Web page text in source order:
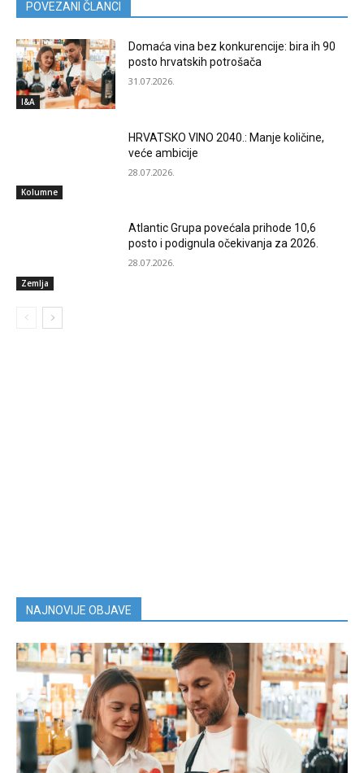
POVEZANI ČLANCI
I&A
Domaća vina bez konkurencije: bira ih 90
posto hrvatskih potrošača
31.07.2026.
Kolumne
HRVATSKO VINO 2040.: Manje količine,
veće ambicije
28.07.2026.
Zemlja
Atlantic Grupa povećala prihode 10,6
posto i podignula očekivanja za 2026.
28.07.2026.
NAJNOVIJE OBJAVE